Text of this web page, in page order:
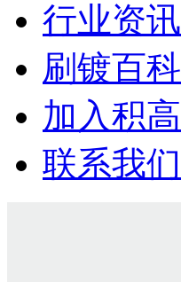
行业资讯
刷镀百科
加入积高
联系我们